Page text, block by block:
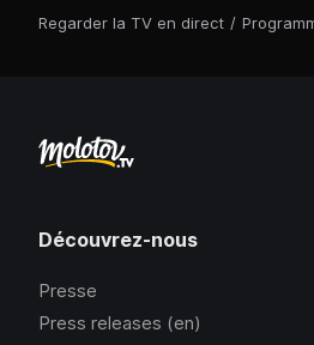
Regarder la TV en direct /
Découvrez-nous
Presse
Press releases (en)